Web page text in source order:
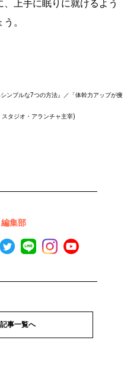
上手に眠りに就けるよう
。
ンプルな7つの方法』／「体幹力アップが痩
タジオ・アランチャ主宰)
編集部
事一覧へ